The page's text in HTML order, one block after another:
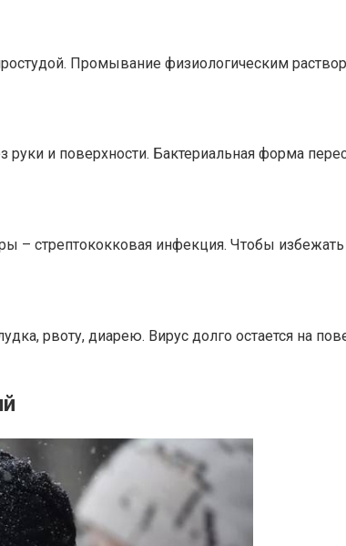
Промывание физиологическим
руки и поверхности. Бактериальная форма
– стрептококковая инфекция. Чтобы
рвоту, диарею. Вирус долго остается на